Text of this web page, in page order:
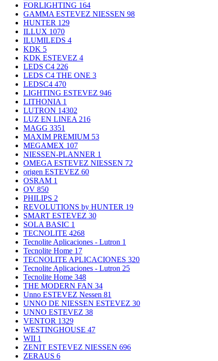
FORLIGHTING 164
GAMMA ESTEVEZ NIESSEN 98
HUNTER 129
ILLUX 1070
ILUMILEDS 4
KDK 5
KDK ESTEVEZ 4
LEDS C4 226
LEDS C4 THE ONE 3
LEDSC4 470
LIGHTING ESTEVEZ 946
LITHONIA 1
LUTRON 14302
LUZ EN LINEA 216
MAGG 3351
MAXIM PREMIUM 53
MEGAMEX 107
NIESSEN-PLANNER 1
OMEGA ESTEVEZ NIESSEN 72
origen ESTEVEZ 60
OSRAM 1
OV 850
PHILIPS 2
REVOLUTIONS by HUNTER 19
SMART ESTEVEZ 30
SOLA BASIC 1
TECNOLITE 4268
Tecnolite Aplicaciones - Lutron 1
Tecnolite Home 17
TECNOLITE APLICACIONES 320
Tecnolite Aplicaciones - Lutron 25
Tecnolite Home 348
THE MODERN FAN 34
Unno ESTEVEZ Nessen 81
UNNO DE NIESSEN ESTEVEZ 30
UNNO ESTEVEZ 38
VENTOR 1329
WESTINGHOUSE 47
WII 1
ZENIT ESTEVEZ NIESSEN 696
ZERAUS 6